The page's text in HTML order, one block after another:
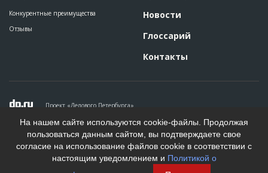
Конкурентные преимущества
Отзывы
Новости
Глоссарий
Контакты
Проект «Делового Петербурга»
Политика конфиденциальности
Пользовательское соглашение
На информационном ресурсе применяются рекомендательные
технологии. Подробнее.
На нашем сайте используются cookie-файлы. Продолжая
пользоваться данным сайтом, вы подтверждаете свое
согласие на использование файлов cookie в соответствии с
настоящим уведомлением и Политикой о